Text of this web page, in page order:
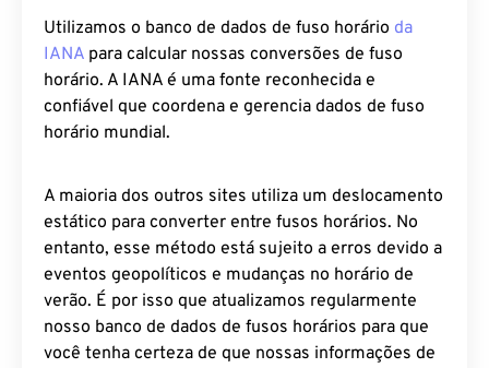
Utilizamos o banco de dados de fuso horário da
IANA para calcular nossas conversões de fuso
horário. A IANA é uma fonte reconhecida e
confiável que coordena e gerencia dados de fuso
horário mundial.
A maioria dos outros sites utiliza um deslocamento
estático para converter entre fusos horários. No
entanto, esse método está sujeito a erros devido a
eventos geopolíticos e mudanças no horário de
verão. É por isso que atualizamos regularmente
nosso banco de dados de fusos horários para que
você tenha certeza de que nossas informações de